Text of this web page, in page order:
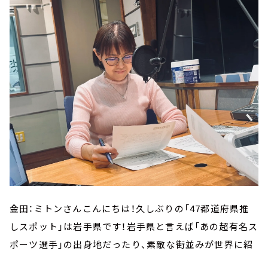
金田：ミトンさんこんにちは！久しぶりの「47都道府県推
しスポット」は岩手県です！岩手県と言えば「あの超有名ス
ポーツ選手」の出身地だったり、素敵な街並みが世界に紹